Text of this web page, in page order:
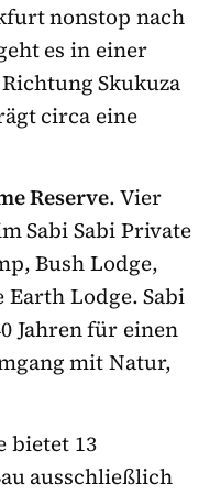
nonstop nach
es in einer
Skukuza
circa eine
Reserve. Vier
Sabi Sabi Private
Bush Lodge,
Lodge. Sabi
Jahren für einen
mit Natur,
bietet 13
ausschließlich